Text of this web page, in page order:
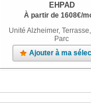
EHPAD
À partir de 1608€/
Unité Alzheimer,
Parc
Ajouter à ma